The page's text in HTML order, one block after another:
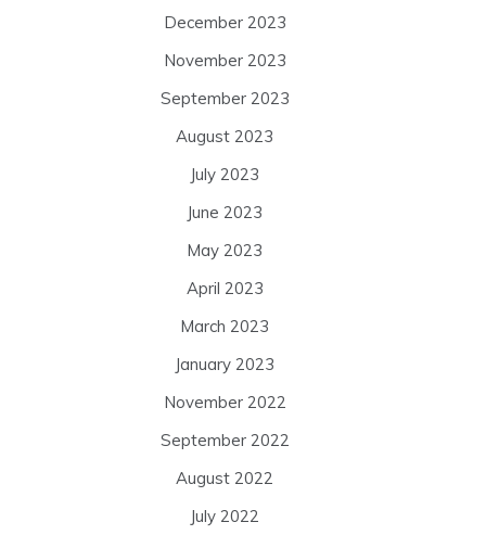
December 2023
November 2023
September 2023
August 2023
July 2023
June 2023
May 2023
April 2023
March 2023
January 2023
November 2022
September 2022
August 2022
July 2022